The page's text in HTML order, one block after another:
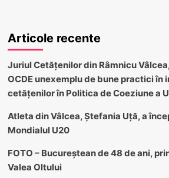
Articole recente
Juriul Cetățenilor din Râmnicu
OCDE unexemplu de bune practici în
cetățenilor în Politica de Coeziune a
Atleta din Vâlcea, Ștefania Uță, a
Mondialul U20
FOTO – Bucureștean de 48 de ani,
Valea Oltului